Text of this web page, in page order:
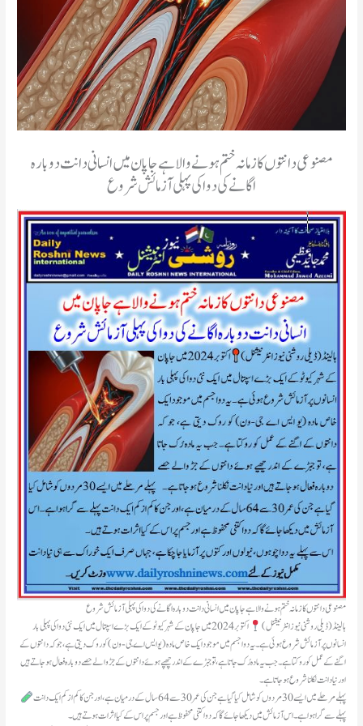
مصنوعی دانتوں کا زمانہ ختم ہونے والا ہے جاپان میں انسانی دانت دوبارہ
اگانے کی دوا کی پہلی آزمائش شروع
مصنوعی دانتوں کا زمانہ ختم ہونے والا ہے جاپان میں انسانی دانت دوبارہ اگانے کی دوا کی پہلی آزمائش شروع
ہالینڈ(ڈیلی روشنی نیوز انٹرنیشنل)
اکتوبر 2024 میں جاپان کے شہر کیوٹو کے ایک بڑے اسپتال میں ایک نئی دوا کی پہلی بار
انسانوں پر آزمائش شروع ہوئی ہے۔ یہ دوا جسم میں موجود ایک خاص مادہ (یو ایس اے جی-ون) کو روک دیتی ہے، جو کہ دانتوں کے
اگنے کے عمل کو روکتا ہے۔ جب یہ مادہ رُک جاتا ہے، تو جبڑے کے اندر چھپے ہوئے دانتوں کے جڑ والے حصے دوبارہ فعال ہو جاتے ہیں
اور نیا دانت نکلنا شروع ہو جاتا ہے۔
پہلے سے گرا ہوا ہے۔ اس آزمائش میں دیکھا جائے گا کہ دوا کتنی محفوظ ہے اور جسم پر اس کے کیا اثرات ہوتے ہیں۔